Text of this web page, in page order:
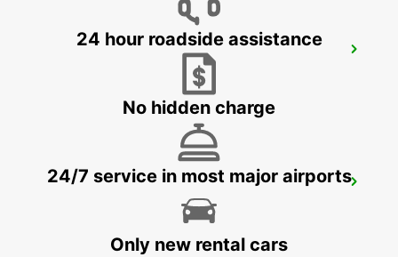
ORNSKOLDSVIK AIRPORT
ORNSKOLDSVIK - SWEDEN
ORNSKOLDSVIK
ORNSKOLDSVIK - SWEDEN
24 hour roadside assistance
No hidden charge
24/7 service in most major airports
Only new rental cars